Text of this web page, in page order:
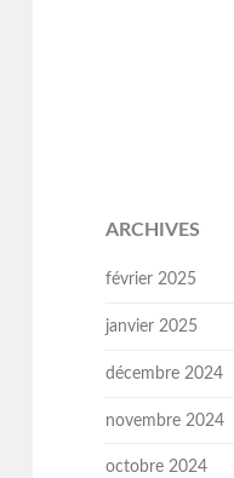
ARCHIVES
février 2025
janvier 2025
décembre 2024
novembre 2024
octobre 2024